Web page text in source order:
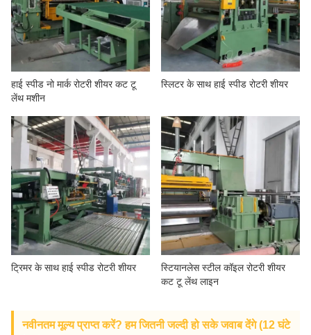
फैक्ट्री शो
हमसे संपर्क करें
हमारे बारे में
हाई स्पीड नो मार्क रोटरी शीयर कट टू
लेंथ मशीन
स्लिटर के साथ हाई स्पीड रोटरी शीयर
ट्रिमर के साथ हाई स्पीड रोटरी शीयर
स्टियानलेस स्टील कॉइल रोटरी शीयर
कट टू लेंथ लाइन
नवीनतम मूल्य प्राप्त करें? हम जितनी जल्दी हो सके जवाब देंगे (12 घंटे